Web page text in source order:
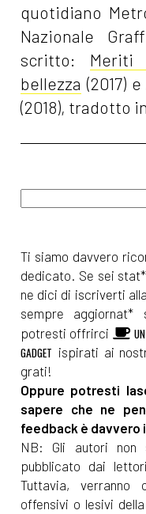
quotidiano
Nazionale
scritto: Meriti
bellezza (2017) e
(2018), tradotto
Ti siamo davvero
dedicato. Se sei
ne dici di iscriverti alla
sempre aggiornat*
potresti offrirci
GADGET ispirati ai
grati!
Oppure potresti
sapere che ne
feedback è davvero
NB: Gli autori non
pubblicato dai
Tuttavia, verranno
offensivi o lesivi